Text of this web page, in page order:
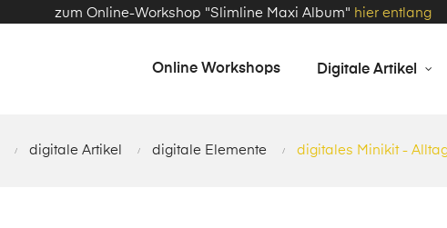
zum Online-Workshop "Slimline Maxi Album" hier entlang
Online Workshops Digitale Artikel
digitale Artikel digitale Elemente digitales Minikit -